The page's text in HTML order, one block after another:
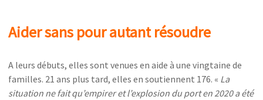
Aider sans pour autant résoudre
A leurs débuts, elles sont venues en aide à une vingtaine de
familles. 21 ans plus tard, elles en soutiennent 176. « La
situation ne fait qu’empirer et l’explosion du port en 2020 a été